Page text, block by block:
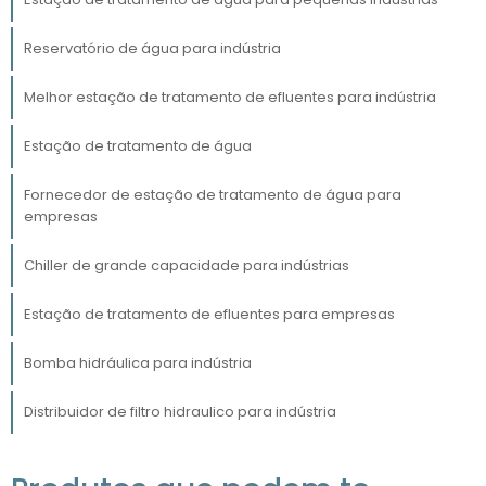
apenas uma necessidade operacional, mas
também uma estratégia de negócios
TECNOLOGIAS AVANÇADAS EM
TRATAMENTO DE ÁGUA
As tecnologias avançadas em tratamento de
água têm revolucionado a forma como as
Com um crescente foco emeficiência
oferecem soluções eficazes para atender às
demandas industriais modernas.
Entre as tecnologias mais utilizadas, destaca-
osmose reversa
Reservatório de água para indústria
Melhor estação de tratamento de efluentes para indústria
Estação de tratamento de água
Fornecedor de estação de tratamento de água para
empresas
Chiller de grande capacidade para indústrias
Estação de tratamento de efluentes para empresas
Bomba hidráulica para indústria
Distribuidor de filtro hidraulico para indústria